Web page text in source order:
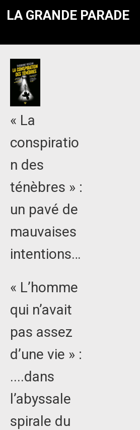
LA GRANDE PARADE
« La
conspiratio
n des
ténèbres » :
un pavé de
mauvaises
intentions…
« L’homme
qui n’avait
pas assez
d’une vie » :
....dans
l’abyssale
spirale du